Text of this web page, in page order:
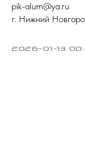
pik-alum@ya.ru
г. Нижний
2026-01-13